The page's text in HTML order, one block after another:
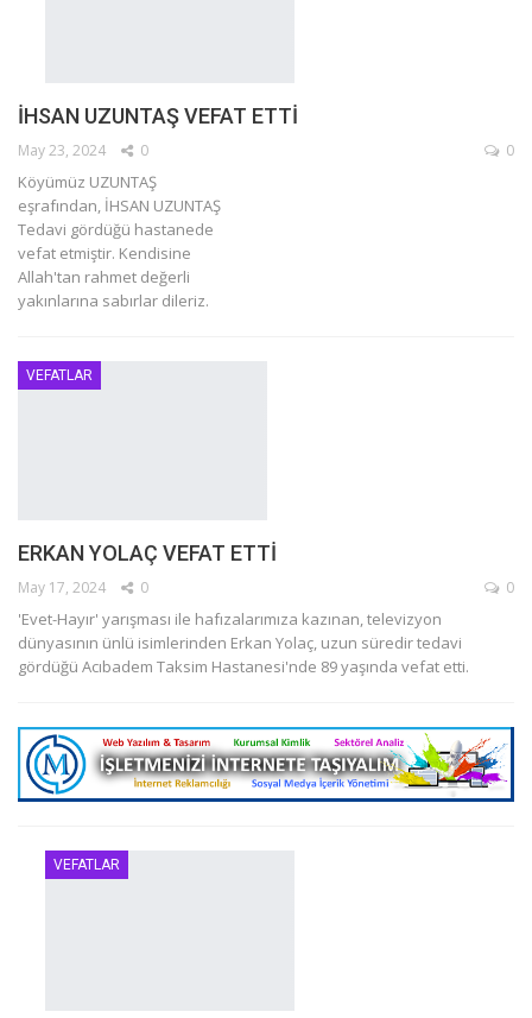
İHSAN UZUNTAŞ VEFAT ETTİ
May 23, 2024 0 0
Köyümüz UZUNTAŞ
eşrafından, İHSAN UZUNTAŞ
Tedavi gördüğü hastanede
vefat etmiştir. Kendisine
Allah'tan rahmet değerli
yakınlarına sabırlar dileriz.
VEFATLAR
ERKAN YOLAÇ VEFAT ETTİ
May 17, 2024 0 0
'Evet-Hayır' yarışması ile hafızalarımıza kazınan, televizyon
dünyasının ünlü isimlerinden Erkan Yolaç, uzun süredir tedavi
gördüğü Acıbadem Taksim Hastanesi'nde 89 yaşında vefat etti.
VEFATLAR